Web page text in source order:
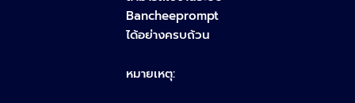
Bancheeprompt
ได้อย่างครบถ้วน
หมายเหตุ: